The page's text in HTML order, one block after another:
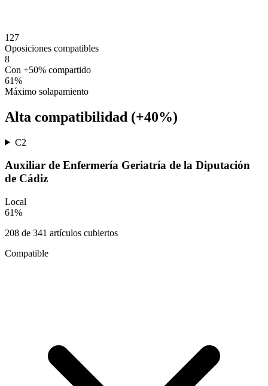
127
Oposiciones compatibles
8
Con +50% compartido
61%
Máximo solapamiento
Alta compatibilidad (+40%)
C2
Auxiliar de Enfermería Geriatría de la Diputación
de Cádiz
Local
61%
208 de 341 artículos cubiertos
Compatible